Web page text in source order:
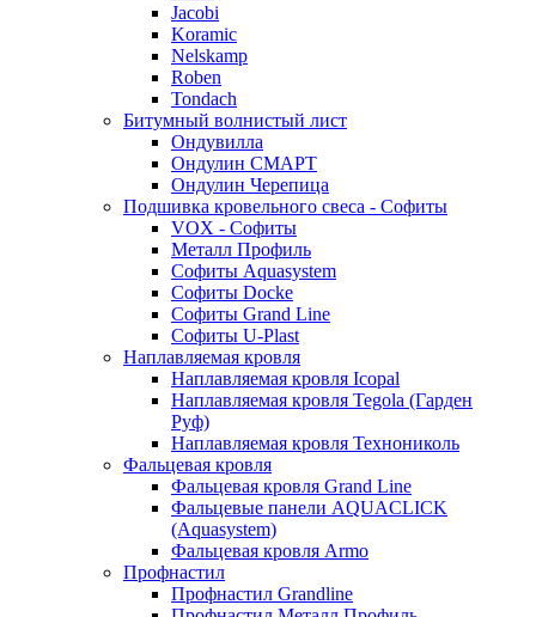
Jacobi
Koramic
Nelskamp
Roben
Tondach
Битумный волнистый лист
Ондувилла
Ондулин СМАРТ
Ондулин Черепица
Подшивка кровельного свеса - Софиты
VOX - Софиты
Металл Профиль
Софиты Aquasystem
Софиты Docke
Софиты Grand Line
Софиты U-Plast
Наплавляемая кровля
Наплавляемая кровля Icopal
Наплавляемая кровля Tegola (Гарден
Руф)
Наплавляемая кровля Технониколь
Фальцевая кровля
Фальцевая кровля Grand Line
Фальцевые панели AQUACLICK
(Aquasystem)
Фальцевая кровля Armo
Профнастил
Профнастил Grandline